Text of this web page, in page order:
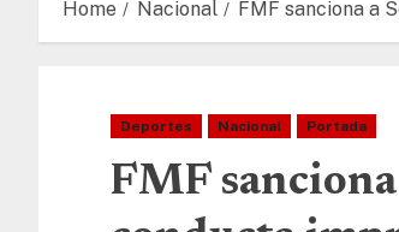
Home Nacional FMF sanciona a
Deportes Nacional Portada
FMF